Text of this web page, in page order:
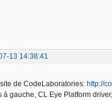
13 14:38:41
de CodeLaboratories: http://
à gauche, CL Eye Platform